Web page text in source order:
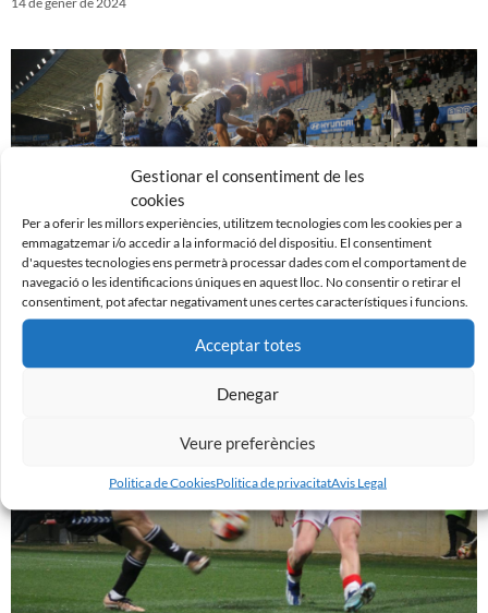
Gestionar el consentiment de les
cookies
Per a oferir les millors experiències, utilitzem tecnologies com les cookies per a
emmagatzemar i/o accedir a la informació del dispositiu. El consentiment
d'aquestes tecnologies ens permetrà processar dades com el comportament de
navegació o les identificacions úniques en aquest lloc. No consentir o retirar el
consentiment, pot afectar negativament unes certes característiques i funcions.
Acceptar totes
Denegar
Veure preferències
Politica de CookiesPolitica de privacitatAvis Legal
CE Sabadell 3 – 1 SD Tarazona